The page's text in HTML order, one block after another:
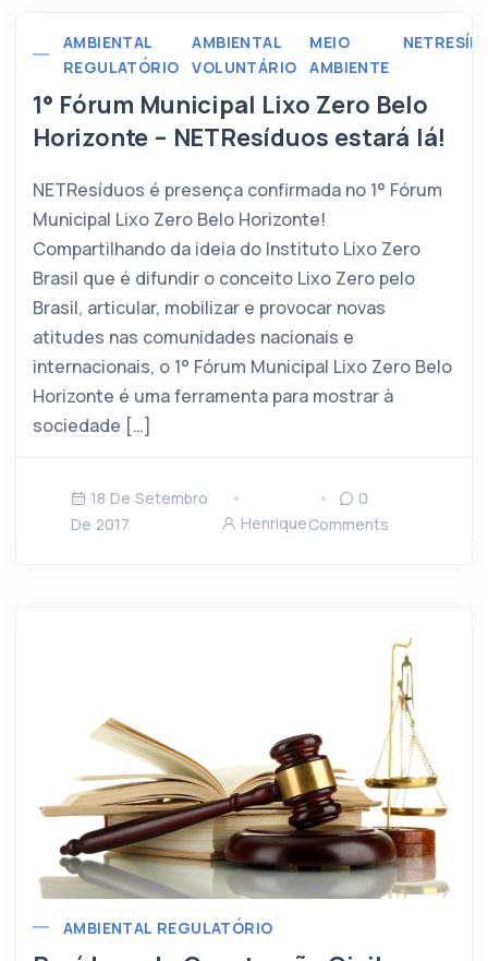
AMBIENTAL
REGULATÓRIO
AMBIENTAL
VOLUNTÁRIO
MEIO
AMBIENTE
1° Fórum Municipal Lixo Zero Belo
Horizonte – NETResíduos estará lá!
NETResíduos é presença confirmada no 1° Fórum
Municipal Lixo Zero Belo Horizonte!
Compartilhando da ideia do Instituto Lixo Zero
Brasil que é difundir o conceito Lixo Zero pelo
Brasil, articular, mobilizar e provocar novas
atitudes nas comunidades nacionais e
internacionais, o 1° Fórum Municipal Lixo Zero Belo
Horizonte é uma ferramenta para mostrar à
sociedade […]
18 De Setembro
De 2017
Henrique
0
Comments
AMBIENTAL REGULATÓRIO